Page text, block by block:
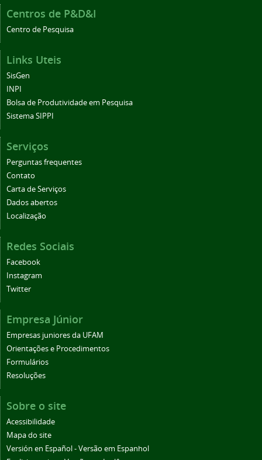
Centros de P&D&I
Centro de Pesquisa
Links Uteis
SisGen
INPI
Bolsa de Produtividade em Pesquisa
Sistema SIPPI
Serviços
Perguntas frequentes
Contato
Carta de Serviços
Dados abertos
Localização
Redes Sociais
Facebook
Instagram
Twitter
Empresa Júnior
Empresas juniores da UFAM
Orientações e Procedimentos
Formulários
Resoluções
Sobre o site
Acessibilidade
Mapa do site
Versión en Español - Versão em Espanhol